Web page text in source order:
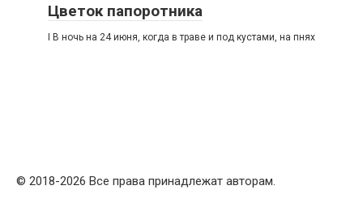
Цветок папоротника
I В ночь на 24 июня, когда в траве и под кустами, на пнях
© 2018-2026 Все права принадлежат авторам.